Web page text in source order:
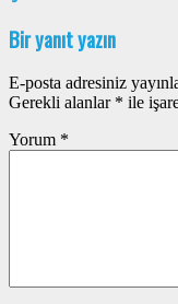
Bir yanıt yazın
E-posta adresiniz
Gerekli alanlar * ile
Yorum *